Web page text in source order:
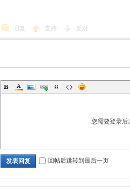
回复 支持 反对
您需要登录
发表回复 回帖后跳转到最后一页